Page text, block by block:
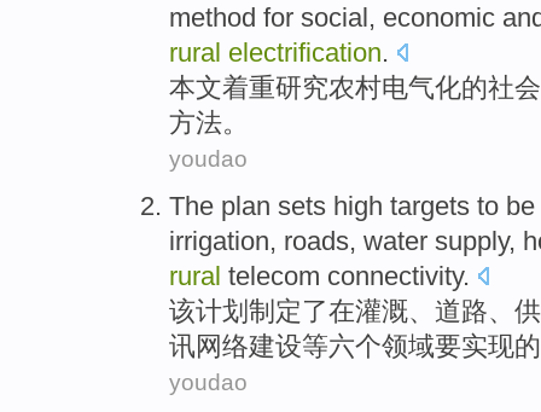
method for social, economic
rural electrification.
本文着重研究农村电气化的社会
方法。
youdao
The plan sets high targets to be
irrigation, roads, water supply,
rural telecom connectivity.
该计划制定了在灌溉、 道路、
讯网络建设等六个领域要实现的
youdao